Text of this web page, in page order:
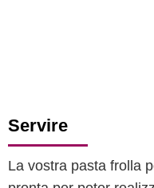
Servire
La vostra pasta frolla